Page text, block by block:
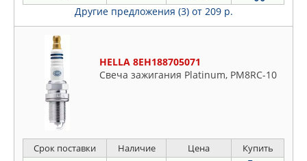
Другие предложения (3) от 209 р.
HELLA 8EH188705071
Свеча зажигания Platinum, PM8RC-10
Срок поставки Наличие Цена Купить